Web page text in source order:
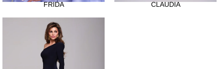
FRIDA CLAUDIA